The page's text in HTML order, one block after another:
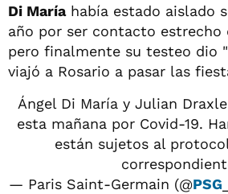
Di Maríahabía estado aislado
año por ser contacto estrecho
pero finalmente su testeo dio
viajó a Rosario a pasar las
Ángel Di María y Julian
esta mañana por Covid-19.
están sujetos al
— Paris Saint-Germain (@PSG